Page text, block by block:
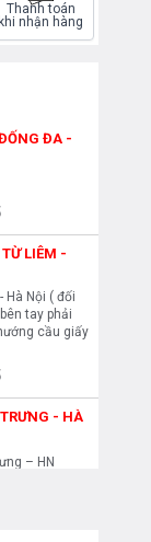
Thanh toán
khi nhận hàng
ĐA -
LIÊM -
Hà Nội ( đối
tay phải
cầu giấy
- HÀ
– HN